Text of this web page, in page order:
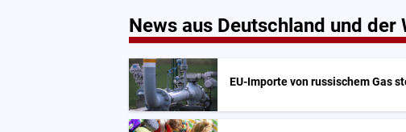
News aus Deutschland und der
EU-Importe von russischem Gas